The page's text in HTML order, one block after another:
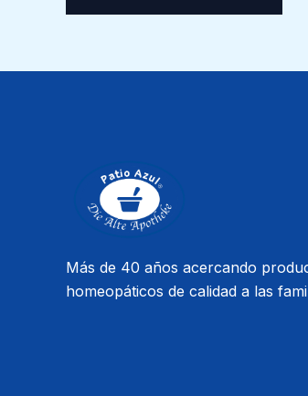
Más de 40 años acercando
homeopáticos de calidad a las